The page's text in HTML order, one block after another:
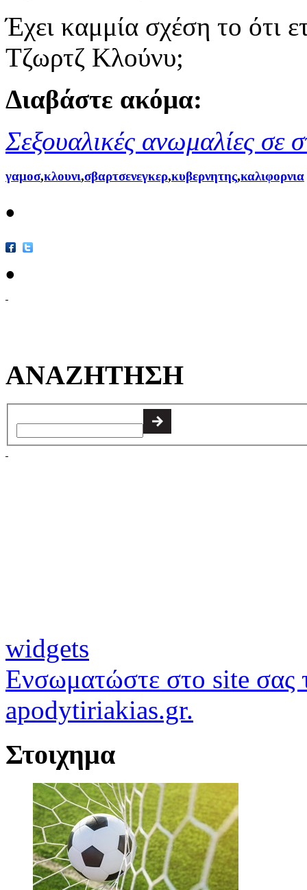
Έχει καμμία σχέση το ότι
Τζωρτζ Κλούνυ;
Διαβάστε ακόμα:
Σεξουαλικές ανωμαλίες σε
γαμοσ,κλουνι,σβαρτσενεγκερ,κυβερνητης,καλιφορνια
•
•
ΑΝΑΖΗΤΗΣΗ
widgets
Ενσωματώστε στο site σας
apodytiriakias.gr.
Στοιχημα